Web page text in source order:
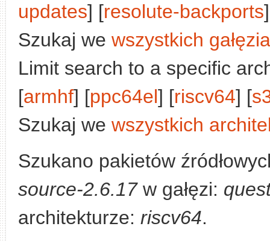
updates] [resolute-backports
Szukaj we wszystkich
Limit search to a specific
[armhf] [ppc64el] [riscv64] [
Szukaj we wszystkich
Szukano pakietów
source-2.6.17w gałęzi:
architekturze: riscv64.